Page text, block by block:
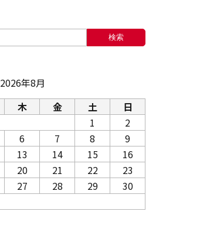
検索
2026年8月
木 金 土 日
1
2
6 7 8
9
13 14 15
16
20 21 22
23
27 28 29
30